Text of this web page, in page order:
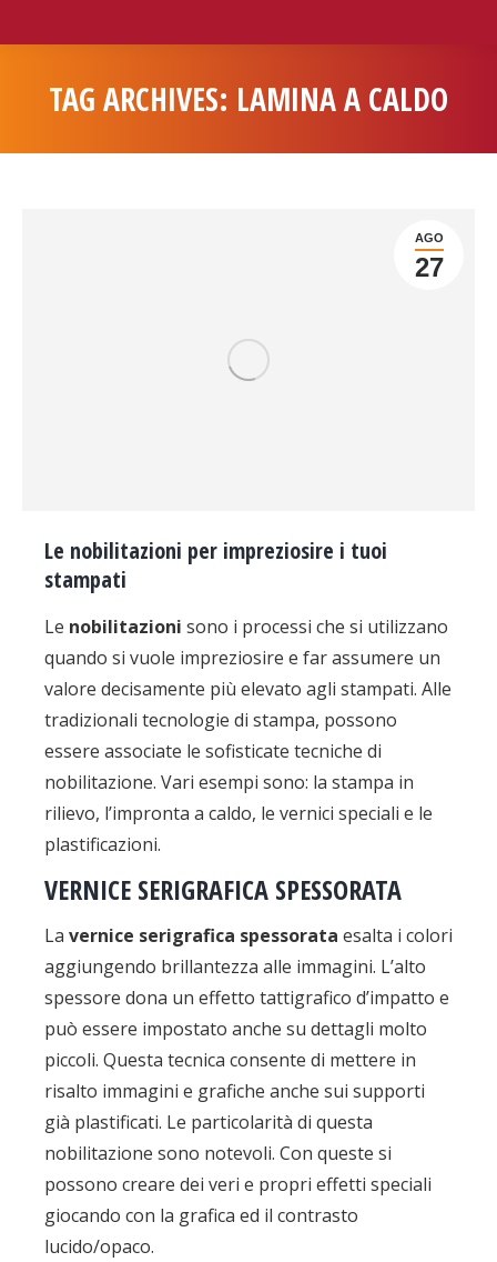
TAG ARCHIVES: LAMINA A CALDO
AGO
27
Le nobilitazioni per impreziosire i tuoi
stampati
Le nobilitazioni sono i processi che si utilizzano
quando si vuole impreziosire e far assumere un
valore decisamente più elevato agli stampati. Alle
tradizionali tecnologie di stampa, possono
essere associate le sofisticate tecniche di
nobilitazione. Vari esempi sono: la stampa in
rilievo, l’impronta a caldo, le vernici speciali e le
plastificazioni.
VERNICE SERIGRAFICA SPESSORATA
La vernice serigrafica spessorata esalta i colori
aggiungendo brillantezza alle immagini. L’alto
spessore dona un effetto tattigrafico d’impatto e
può essere impostato anche su dettagli molto
piccoli. Questa tecnica consente di mettere in
risalto immagini e grafiche anche sui supporti
già plastificati. Le particolarità di questa
nobilitazione sono notevoli. Con queste si
possono creare dei veri e propri effetti speciali
giocando con la grafica ed il contrasto
lucido/opaco.